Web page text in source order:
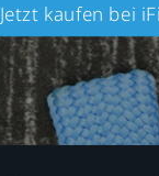
Jetzt kaufen bei